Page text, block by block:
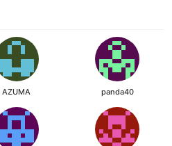
AZUMA panda40